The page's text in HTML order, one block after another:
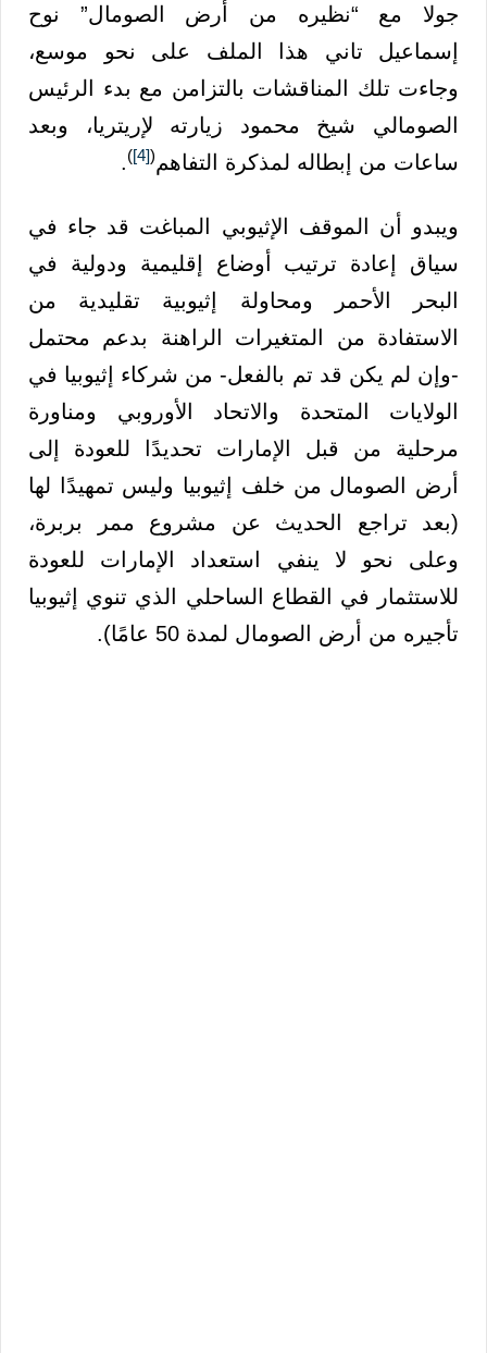
جولا مع “نظيره من أرض الصومال” نوح
إسماعيل تاني هذا الملف على نحو موسع،
وجاءت تلك المناقشات بالتزامن مع بدء الرئيس
الصومالي شيخ محمود زيارته لإريتريا، وبعد
ساعات من إبطاله لمذكرة التفاهم(
[4]
)
.
ويبدو أن الموقف الإثيوبي المباغت قد جاء في
سياق إعادة ترتيب أوضاع إقليمية ودولية في
البحر الأحمر ومحاولة إثيوبية تقليدية من
الاستفادة من المتغيرات الراهنة بدعم محتمل
-وإن لم يكن قد تم بالفعل- من شركاء إثيوبيا في
الولايات المتحدة والاتحاد الأوروبي ومناورة
مرحلية من قبل الإمارات تحديدًا للعودة إلى
أرض الصومال من خلف إثيوبيا وليس تمهيدًا لها
(بعد تراجع الحديث عن مشروع ممر بربرة،
وعلى نحو لا ينفي استعداد الإمارات للعودة
للاستثمار في القطاع الساحلي الذي تنوي إثيوبيا
تأجيره من أرض الصومال لمدة 50 عامًا).